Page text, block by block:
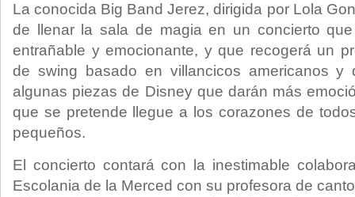
La conocida Big Band Jerez, dirigida por Lola
de llenar la sala de magia en un concierto
entrañable y emocionante, y que recogerá un
de swing basado en villancicos americanos y
algunas piezas de Disney que darán más
que se pretende llegue a los corazones de
pequeños.
El concierto contará con la inestimable
Escolania de la Merced con su profesora de